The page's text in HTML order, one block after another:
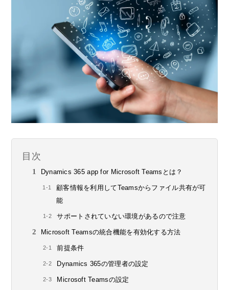
目次
Dynamics 365 app for Microsoft Teamsとは？
顧客情報を利用してTeamsからファイル共有が可
能
サポートされていない環境があるので注意
Microsoft Teamsの統合機能を有効化する方法
前提条件
Dynamics 365の管理者の設定
Microsoft Teamsの設定